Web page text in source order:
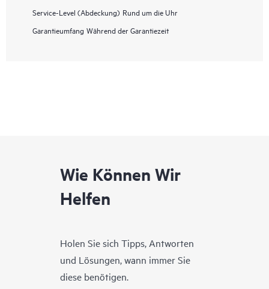
Service-Level (Abdeckung) Rund um die Uhr
Garantieumfang Während der Garantiezeit
Wie Können Wir
Helfen
Holen Sie sich Tipps, Antworten
und Lösungen, wann immer Sie
diese benötigen.